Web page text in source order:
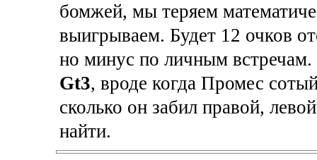
бомжей, мы теряем
выигрываем. Будет 12 очков
но минус по личным встречам.
Gt3, вроде когда Промес
сколько он забил правой,
найти.